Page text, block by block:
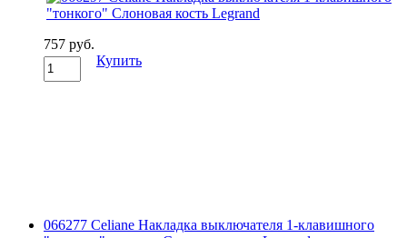
757 руб.
Купить
066277 Celiane Накладка выключателя 1-клавишного